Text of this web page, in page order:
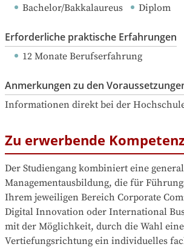
Bachelor/Bakkalaureus Diplom
Erforderliche praktische Erfahrungen
12 Monate Berufserfahrung
Anmerkungen zu den
Informationen direkt bei der
Zu erwerbende
Der Studiengang kombiniert eine
Managementausbildung, die für
Ihrem jeweiligen Bereich Corporate
Digital Innovation oder International
mit der Möglichkeit, durch die Wahl
Vertiefungsrichtung ein individuelles